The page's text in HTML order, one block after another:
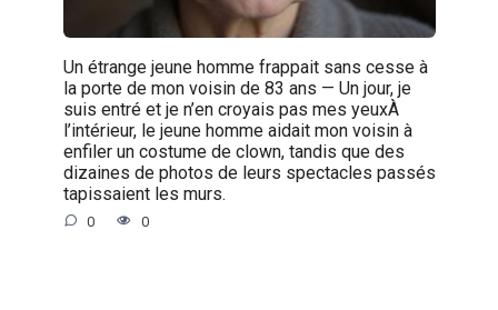
Un étrange jeune homme frappait sans cesse à
la porte de mon voisin de 83 ans — Un jour, je
suis entré et je n’en croyais pas mes yeuxÀ
l’intérieur, le jeune homme aidait mon voisin à
enfiler un costume de clown, tandis que des
dizaines de photos de leurs spectacles passés
tapissaient les murs.
0 0